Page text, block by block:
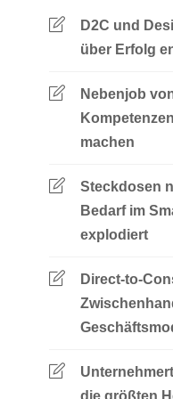
D2C und
über Erfolg
Nebenjob
machen
Steckdosen
Bedarf im
explodiert
Direct-to-
die größten